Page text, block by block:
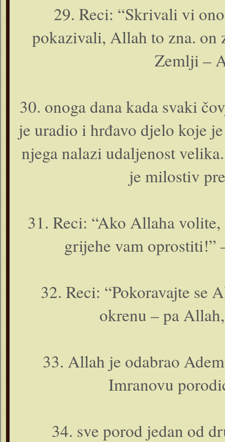
29. Reci: “Skrivali vi
pokazivali, Allah to zna. o­n
Zemlji –
30. o­noga dana kada svaki
je uradio i hrđavo djelo koje
njega nalazi udaljenost
je milostiv
31. Reci: “Ako Allaha
grijehe vam oprostiti!”
32. Reci: “Pokoravajte se
okrenu – pa
33. Allah je odabrao
Imranovu
34. sve porod jedan od